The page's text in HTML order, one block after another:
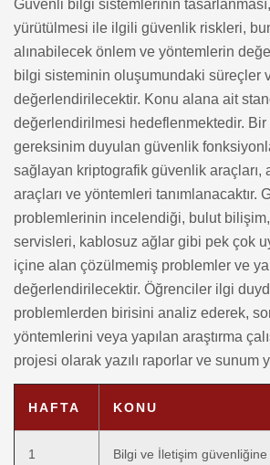
Güvenli bilgi sistemlerinin
yürütülmesi ile ilgili güvenlik riskleri,
alınabilecek önlem ve yöntemlerin
bilgi sisteminin oluşumundaki süreçler
değerlendirilecektir. Konu alana ait
değerlendirilmesi hedeflenmektedir.
gereksinim duyulan güvenlik
sağlayan kriptografik güvenlik araçları,
araçları ve yöntemleri tanımlanacaktır.
problemlerinin incelendiği, bulut
servisleri, kablosuz ağlar gibi pek çok
içine alan çözülmemiş problemler ve
değerlendirilecektir. Öğrenciler ilgi
problemlerden birisini analiz ederek,
yöntemlerini veya yapılan araştırma
projesi olarak yazılı raporlar ve sunum
HAFTA KONU
1 Bilgi ve İletişim